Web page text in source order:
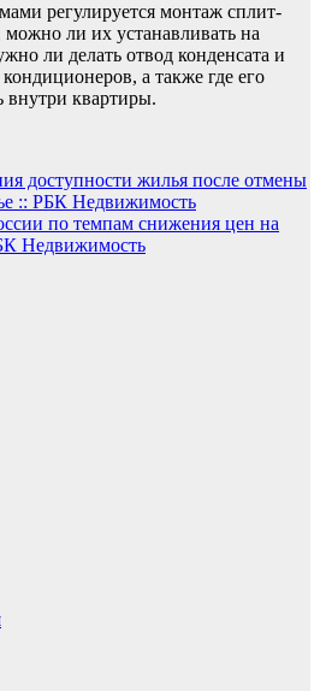
регулируется монтаж сплит-
можно ли их устанавливать на
ли делать отвод конденсата и
а также где его
внутри квартиры.
доступности жилья после отмены
:: РБК Недвижимость
по темпам снижения цен на
Недвижимость